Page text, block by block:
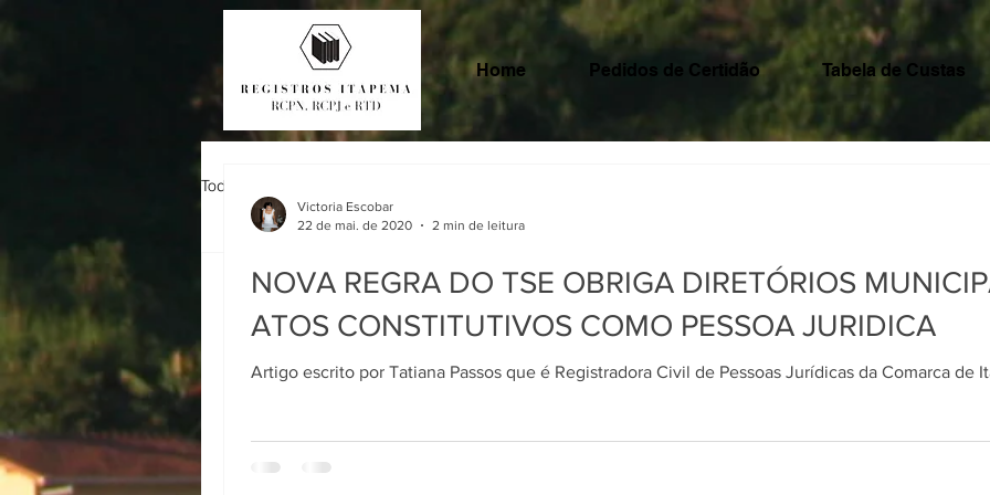
Home Pedidos de Certidão Tabela de Custas
Todos posts
NOVA REGRA DO TSE OBRIGA
DIRETÓRIOS MUNICIPAIS A
REGISTRAREM ATOS
Victoria Escobar 22 de mai. de 2020 2 min de leitura
NOVA REGRA DO TSE OBRIGA DIRETÓRIOS
ATOS CONSTITUTIVOS COMO PESSOA JURIDICA
Artigo escrito por Tatiana Passos que é Registradora Civil de Pessoas Jurídicas
Victoria Escobar
22 de mai. de 2020
2 min de leitura